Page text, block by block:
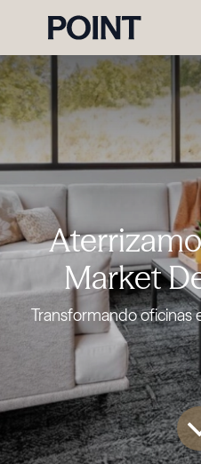
Market
Transformando oficinas